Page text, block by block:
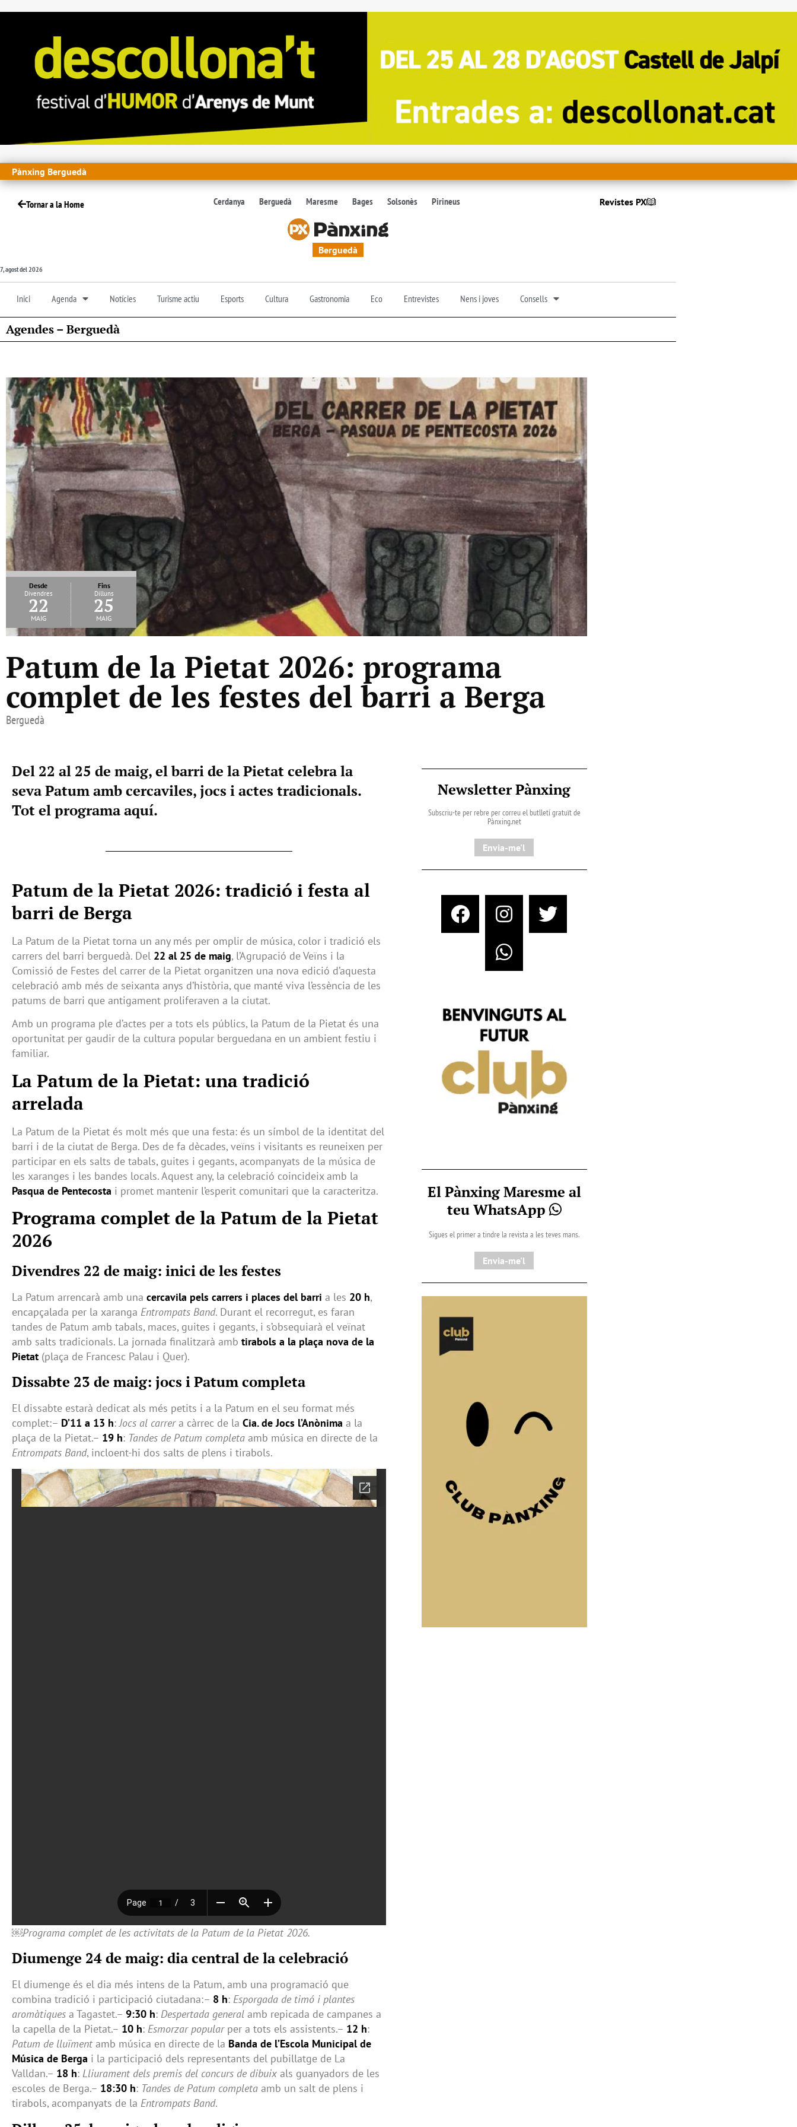
Pànxing Berguedà
Tornar a la Home Cerdanya Berguedà Maresme Bages Solsonès Pirineus Revistes PX
Berguedà
7, agost del 2026
Inici Agenda Notícies Turisme actiu Esports Cultura Gastronomia Eco Entrevistes Nens i joves Consells
Agendes – Berguedà
Desde
Divendres
22
maig
Fins
Dilluns
25
maig
Patum de la Pietat 2026: programa
complet de les festes del barri a Berga
Berguedà
Del 22 al 25 de maig, el barri de la Pietat celebra la
seva Patum amb cercaviles, jocs i actes tradicionals.
Tot el programa aquí.
Patum de la Pietat 2026: tradició i festa al
barri de Berga
La Patum de la Pietat torna un any més per omplir de música, color i tradició els
carrers del barri berguedà. Del 22 al 25 de maig, l’Agrupació de Veïns i la
Comissió de Festes del carrer de la Pietat organitzen una nova edició d’aquesta
celebració amb més de seixanta anys d’història, que manté viva l’essència de les
patums de barri que antigament proliferaven a la ciutat.
Amb un programa ple d’actes per a tots els públics, la Patum de la Pietat és una
oportunitat per gaudir de la cultura popular berguedana en un ambient festiu i
familiar.
La Patum de la Pietat: una tradició
arrelada
La Patum de la Pietat és molt més que una festa: és un símbol de la identitat del
barri i de la ciutat de Berga. Des de fa dècades, veïns i visitants es reuneixen per
participar en els salts de tabals, guites i gegants, acompanyats de la música de
les xaranges i les bandes locals. Aquest any, la celebració coincideix amb la
Pasqua de Pentecosta i promet mantenir l’esperit comunitari que la caracteritza.
Programa complet de la Patum de la Pietat
2026
Divendres 22 de maig: inici de les festes
La Patum arrencarà amb una cercavila pels carrers i places del barri a les 20 h,
encapçalada per la xaranga Entrompats Band. Durant el recorregut, es faran
tandes de Patum amb tabals, maces, guites i gegants, i s’obsequiarà el veïnat
amb salts tradicionals. La jornada finalitzarà amb tirabols a la plaça nova de la
Pietat (plaça de Francesc Palau i Quer).
Dissabte 23 de maig: jocs i Patum completa
El dissabte estarà dedicat als més petits i a la Patum en el seu format més
complet:– D’11 a 13 h:Jocs al carrera càrrec de la Cia. de Jocs l’Anònima a la
plaça de la Pietat.– 19 h: Tandes de Patum completa amb música en directe de la
Entrompats Band, incloent-hi dos salts de plens i tirabols.
￼Programa complet de les activitats de la Patum de la Pietat 2026.
Diumenge 24 de maig: dia central de la celebració
El diumenge és el dia més intens de la Patum, amb una programació que
combina tradició i participació ciutadana:– 8 h: Esporgada de timó i plantes
aromàtiques a Tagastet.– 9:30 h: Despertada general amb repicada de campanes a
la capella de la Pietat.– 10 h: Esmorzar popularper a tots els assistents.– 12 h:
Patum de lluïmentamb música en directe de la Banda de l’Escola Municipal de
Música de Berga i la participació dels representants del pubillatge de La
Valldan.– 18 h: Lliurament dels premis del concurs de dibuix als guanyadors de les
escoles de Berga.– 18:30 h: Tandes de Patum completa amb un salt de plens i
tirabols, acompanyats de la Entrompats Band.
Newsletter Pànxing
Subscriu-te per rebre per correu el butlletí gratuït de
Pànxing.net​
Envia-me'l
El Pànxing Maresme al
teu WhatsApp
Sigues el primer a tindre la revista a les teves mans.
Envia-me'l